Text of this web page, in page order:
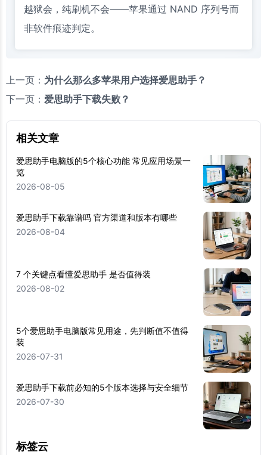
越狱会，纯刷机不会——苹果通过 NAND 序列号而
非软件痕迹判定。
上一页： 为什么那么多苹果用户选择爱思助手？
下一页： 爱思助手下载失败？
相关文章
爱思助手电脑版的5个核心功能 常见应用场景一
览
2026-08-05
爱思助手下载靠谱吗 官方渠道和版本有哪些
2026-08-04
7 个关键点看懂爱思助手 是否值得装
2026-08-02
5个爱思助手电脑版常见用途，先判断值不值得
装
2026-07-31
爱思助手下载前必知的5个版本选择与安全细节
2026-07-30
标签云